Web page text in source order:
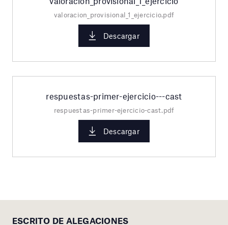
valoracion_provisional_1_ejercicio.pdf
Descargar
respuestas-primer-ejercicio---cast
respuestas-primer-ejercicio-cast.pdf
Descargar
ESCRITO DE ALEGACIONES